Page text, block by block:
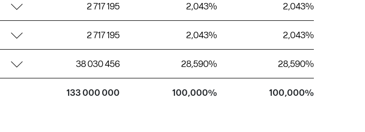
2 717 195 2,043% 2,043%
2 717 195 2,043% 2,043%
38 030 456 28,590% 28,590%
133 000 000 100,000% 100,000%